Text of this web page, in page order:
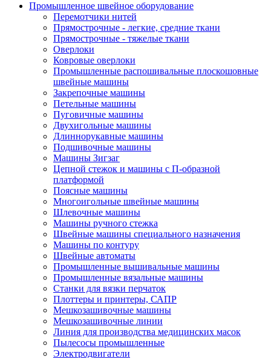
Промышленное швейное оборудование
Перемотчики нитей
Прямострочные - легкие, средние ткани
Прямострочные - тяжелые ткани
Оверлоки
Ковровые оверлоки
Промышленные распошивальные плоскошовные
швейные машины
Закрепочные машины
Петельные машины
Пуговичные машины
Двухигольные машины
Длиннорукавные машины
Подшивочные машины
Машины Зигзаг
Цепной стежок и машины с П-образной
платформой
Поясные машины
Многоигольные швейные машины
Шлевочные машины
Машины ручного стежка
Швейные машины специального назначения
Машины по контуру
Швейные автоматы
Промышленные вышивальные машины
Промышленные вязальные машины
Станки для вязки перчаток
Плоттеры и принтеры, САПР
Мешкозашивочные машины
Мешкозашивочные линии
Линия для производства медицинских масок
Пылесосы промышленные
Электродвигатели